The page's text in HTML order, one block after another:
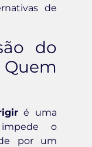
de
do
é uma
o
por um